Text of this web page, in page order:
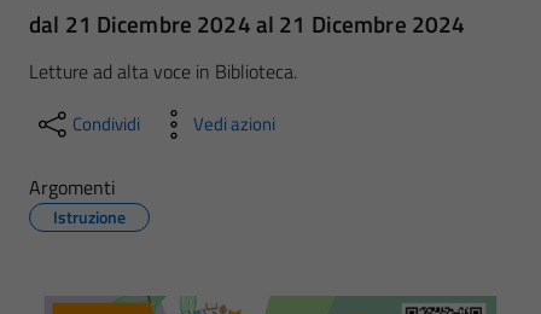
dal 21 Dicembre 2024 al 21 Dicembre 2024
Letture ad alta voce in Biblioteca.
Condividi Vedi azioni
Argomenti
Istruzione